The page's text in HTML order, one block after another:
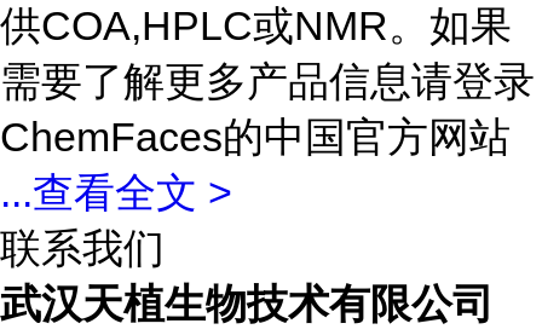
供COA,HPLC或NMR。如果
需要了解更多产品信息请登录
ChemFaces的中国官方网站
...查看全文 >
联系我们
武汉天植生物技术有限公司